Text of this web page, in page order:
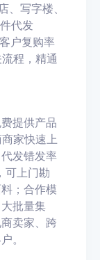
写字楼、
代发
户复购率
程，精通
提供产品
家快速上
发错发率
可上门勘
；合作模
批量集
卖家、跨
。